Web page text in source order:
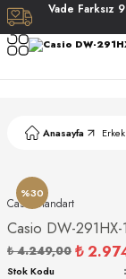
Vade Farksız
Anasayfa
%30
Casıo Standart
Casio DW-291HX-
₺ 4.249,00 ₺
Stok Kodu